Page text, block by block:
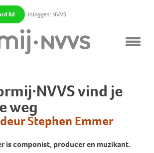
lid Inloggen: NVVS
vind je
weg
Stephen Emmer
is componist, producer en muzikant.